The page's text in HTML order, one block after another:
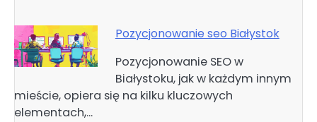
Pozycjonowanie seo Białystok
Pozycjonowanie SEO w
Białystoku, jak w każdym innym
mieście, opiera się na kilku kluczowych
elementach,…